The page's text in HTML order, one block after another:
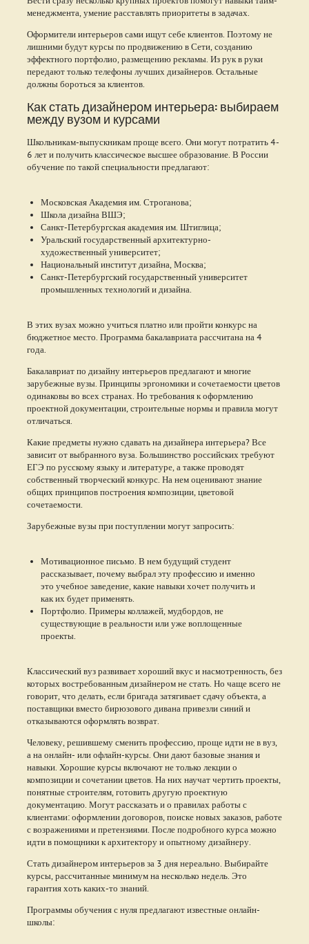
менеджмента, умение расставлять приоритеты в задачах.
Оформители интерьеров сами ищут себе клиентов. Поэтому не
лишними будут курсы по продвижению в Сети, созданию
эффектного портфолио, размещению рекламы. Из рук в руки
передают только телефоны лучших дизайнеров. Остальные
должны бороться за клиентов.
Как стать дизайнером интерьера: выбираем
между вузом и курсами
Школьникам-выпускникам проще всего. Они могут потратить 4-
6 лет и получить классическое высшее образование. В России
обучение по такой специальности предлагают:
Московская Академия им. Строганова;
Школа дизайна ВШЭ;
Санкт-Петербургская академия им. Штиглица;
Уральский государственный архитектурно-
художественный университет;
Национальный институт дизайна, Москва;
Санкт-Петербургский государственный университет
промышленных технологий и дизайна.
В этих вузах можно учиться платно или пройти конкурс на
бюджетное место. Программа бакалавриата рассчитана на 4
года.
Бакалавриат по дизайну интерьеров предлагают и многие
зарубежные вузы. Принципы эргономики и сочетаемости цветов
одинаковы во всех странах. Но требования к оформлению
проектной документации, строительные нормы и правила могут
отличаться.
Какие предметы нужно сдавать на дизайнера интерьера? Все
зависит от выбранного вуза. Большинство российских требуют
ЕГЭ по русскому языку и литературе, а также проводят
собственный творческий конкурс. На нем оценивают знание
общих принципов построения композиции, цветовой
сочетаемости.
Зарубежные вузы при поступлении могут запросить:
Мотивационное письмо. В нем будущий студент
рассказывает, почему выбрал эту профессию и именно
это учебное заведение, какие навыки хочет получить и
как их будет применять.
Портфолио. Примеры коллажей, мудбордов, не
существующие в реальности или уже воплощенные
проекты.
Классический вуз развивает хороший вкус и насмотренность, без
которых востребованным дизайнером не стать. Но чаще всего не
говорит, что делать, если бригада затягивает сдачу объекта, а
поставщики вместо бирюзового дивана привезли синий и
отказываются оформлять возврат.
Человеку, решившему сменить профессию, проще идти не в вуз,
а на онлайн- или офлайн-курсы. Они дают базовые знания и
навыки. Хорошие курсы включают не только лекции о
композиции и сочетании цветов. На них научат чертить проекты,
понятные строителям, готовить другую проектную
документацию. Могут рассказать и о правилах работы с
клиентами: оформлении договоров, поиске новых заказов, работе
с возражениями и претензиями. После подробного курса можно
идти в помощники к архитектору и опытному дизайнеру.
Стать дизайнером интерьеров за 3 дня нереально. Выбирайте
курсы, рассчитанные минимум на несколько недель. Это
гарантия хоть каких-то знаний.
Программы обучения с нуля предлагают известные онлайн-
школы: